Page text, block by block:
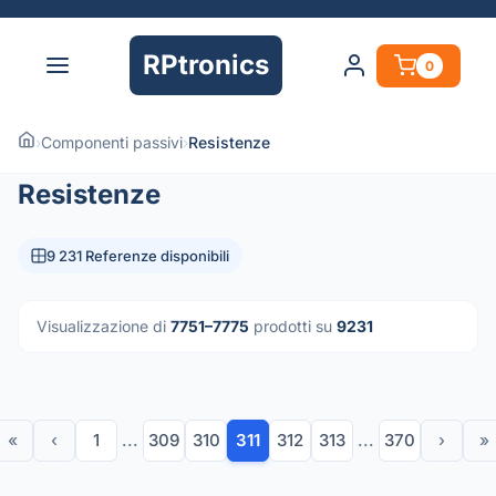
RPtronics 0
›Componenti passivi›Resistenze
Resistenze
9 231 Referenze disponibili
Visualizzazione di 7751–7775 prodotti su 9231
« ‹ 1 ... 309 310 311 312 313 ... 370 › »